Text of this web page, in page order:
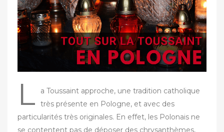
r
L
a Toussaint approche, une tradition catholique
très présente en Pologne, et avec des
particularités très originales. En effet, les Polonais ne
se contentent pas de déposer des chrysanthèmes,